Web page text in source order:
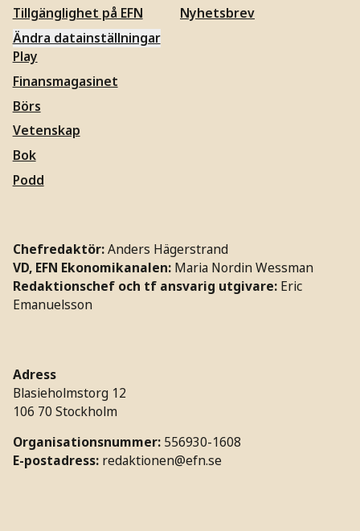
Tillgänglighet på EFN
Ändra datainställningar
Nyhetsbrev
Play
Finansmagasinet
Börs
Vetenskap
Bok
Podd
Chefredaktör:Anders Hägerstrand
VD, EFN Ekonomikanalen: Maria Nordin Wessman
Redaktionschef och tf ansvarig utgivare: Eric
Emanuelsson
Adress
Blasieholmstorg 12
106 70 Stockholm
Organisationsnummer: 556930-1608
E-postadress: redaktionen@efn.se